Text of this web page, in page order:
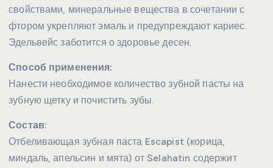
свойствами, минеральные вещества в сочетании с
фтором укрепляют эмаль и предупреждают кариес.
Эдельвейс заботится о здоровье десен.
Способ применения:
Нанести необходимое количество зубной пасты на
зубную щетку и почистить зубы.
Состав:
Отбеливающая зубная паста Escapist (корица,
миндаль, апельсин и мята) от Selahatin содержит